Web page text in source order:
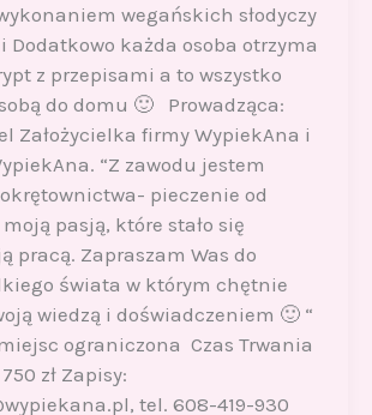
wegańskich słodyczy
Dodatkowo każda osoba otrzyma
z przepisami a to wszystko
do domu 🙂 Prowadząca:
Założycielka firmy WypiekAna i
“Z zawodu jestem
pieczenie od
moją pasją, które stało się
pracą. Zapraszam Was do
świata w którym chętnie
wiedzą i doświadczeniem 🙂 “
ograniczona Czas Trwania
zł Zapisy:
tel. 608-419-930